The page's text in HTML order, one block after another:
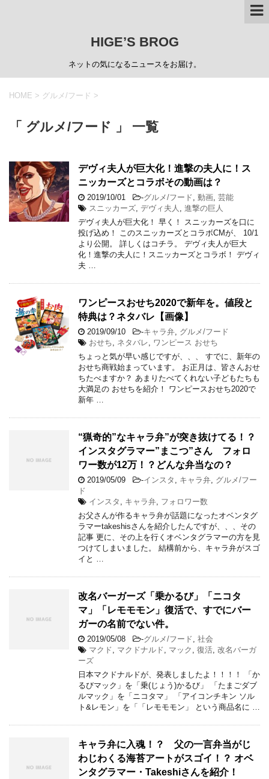
HIGE’S BROG
ネットの気になるニュースをお届け。
HOME > グルメ/フード >
「 グルメ/フード 」 一覧
デヴィ夫人が巨大化！進撃の夫人に！ス
ニッカーズとコラボその動画は？
2019/10/01 -グルメ/フード 動画 芸能
スニッカーズ デヴィ夫人
進撃の巨人
デヴィ夫人が巨大化！ 早く！ スニッカーズを口に
投げ込め！ このスニッカーズとコラボCMが、 10/1
より公開。 詳しくはコチラ。 デヴィ夫人が巨大
化！進撃の夫人に！スニッカーズとコラボ！ デヴィ
夫 …
ワンピースおせち2020で新年を。値段と
特典は？ネタバレ【画像】
2019/09/10 -キャラ弁 グルメ/フード
おせち
ネタバレ
ワンピース おせち
ちょっと気が早い感じですが、、、 すでに、新年の
おせち商戦始まっています。 お正月は、皆さんおせ
ちたべますか？ あまりたべてくれない子どもたちも
大満足の おせちを紹介！ ワンピースおせち2020で
新年 …
“猟奇的”なキャラ弁”が突き抜けてる！？
インスタグラマー”まこつ”さん フォロ
ワー数が12万！？どんな弁当なの？
2019/05/09 -インスタ キャラ弁 グルメ/フー
ド
インスタ
キャラ弁 フォロワー数
お父さんが作るキャラ弁が話題になったオベンタグ
ラマーtakeshisさんを紹介したんですが、、、その
記事 更に、その上を行くオベンタグラマーの方を見
つけてしまいました。 結構前から、キャラ弁がスゴ
イと …
改名バーガーズ「乗かるび」「ニコタ
マ」「レモモモン」復活で、すでにバー
ガーの名前でない件。
2019/05/08 -グルメ/フード 社会
マクド
マクドナルド マック 復活 改名バーガ
ーズ
日本マクドナルドが、発表しましたよ！！！！ 「か
るびマック」を「乗(じょう)かるび」 「たまごダブ
ルマック」を「ニコタマ」 「アイコンチキン ソル
ト&レモン」を「「レモモモン」 という商品名に …
キャラ弁に入魂！？ 父の一言弁当がじ
わじわくる海苔アートがスゴイ！？ オベ
ンタグラマー・Takeshiさんを紹介！